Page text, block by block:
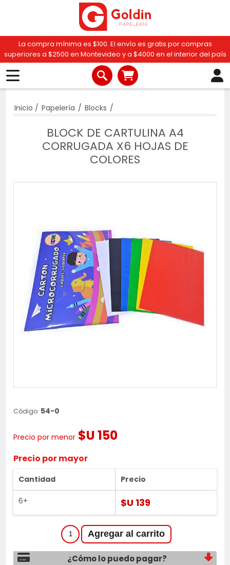
La compra mínima es $100. El envío es gratis por compras
superiores a $2500 en Montevideo y a $4000 en el interior del país
Inicio / Papelería / Blocks /
BLOCK DE CARTULINA A4
CORRUGADA X6 HOJAS DE
COLORES
Código: 54-0
Precio por menor $U 150
Precio por mayor
Cantidad
6+
Precio
$U 139
¿Cómo lo puedo pagar?